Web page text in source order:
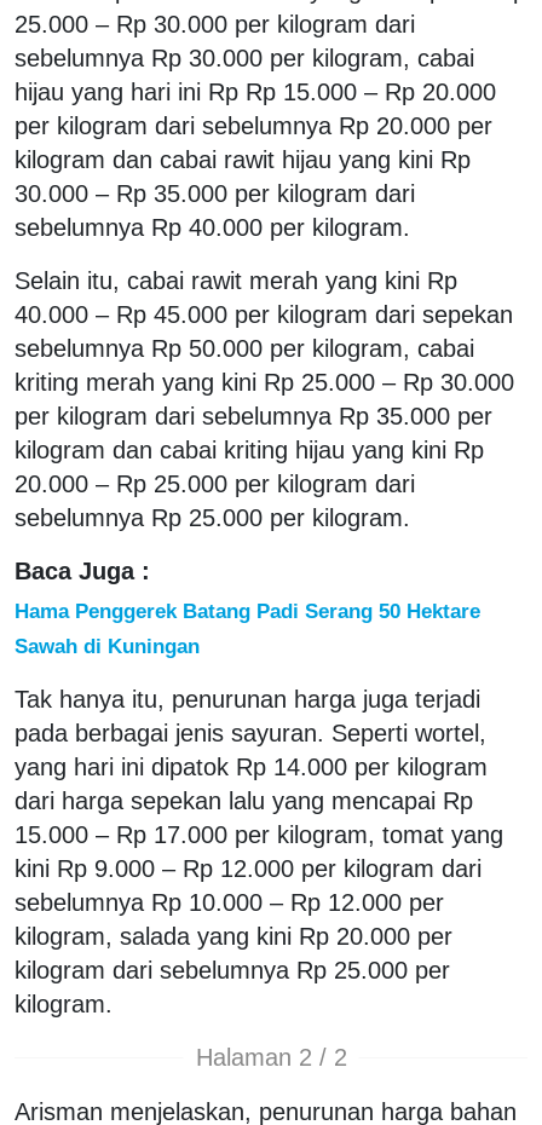
25.000 – Rp 30.000 per kilogram dari
sebelumnya Rp 30.000 per kilogram, cabai
hijau yang hari ini Rp Rp 15.000 – Rp 20.000
per kilogram dari sebelumnya Rp 20.000 per
kilogram dan cabai rawit hijau yang kini Rp
30.000 – Rp 35.000 per kilogram dari
sebelumnya Rp 40.000 per kilogram.
Selain itu, cabai rawit merah yang kini Rp
40.000 – Rp 45.000 per kilogram dari sepekan
sebelumnya Rp 50.000 per kilogram, cabai
kriting merah yang kini Rp 25.000 – Rp 30.000
per kilogram dari sebelumnya Rp 35.000 per
kilogram dan cabai kriting hijau yang kini Rp
20.000 – Rp 25.000 per kilogram dari
sebelumnya Rp 25.000 per kilogram.
Baca Juga :
Hama Penggerek Batang Padi Serang 50 Hektare
Sawah di Kuningan
Tak hanya itu, penurunan harga juga terjadi
pada berbagai jenis sayuran. Seperti wortel,
yang hari ini dipatok Rp 14.000 per kilogram
dari harga sepekan lalu yang mencapai Rp
15.000 – Rp 17.000 per kilogram, tomat yang
kini Rp 9.000 – Rp 12.000 per kilogram dari
sebelumnya Rp 10.000 – Rp 12.000 per
kilogram, salada yang kini Rp 20.000 per
kilogram dari sebelumnya Rp 25.000 per
kilogram.
Halaman 2 / 2
Arisman menjelaskan, penurunan harga bahan